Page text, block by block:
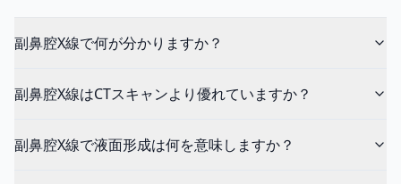
副鼻腔X線で何が分かりますか？
副鼻腔X線はCTスキャンより優れていますか？
副鼻腔X線で液面形成は何を意味しますか？